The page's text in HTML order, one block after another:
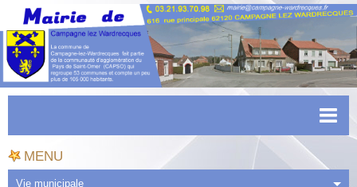
Accueil
Actualités
MENU
Vie municipale